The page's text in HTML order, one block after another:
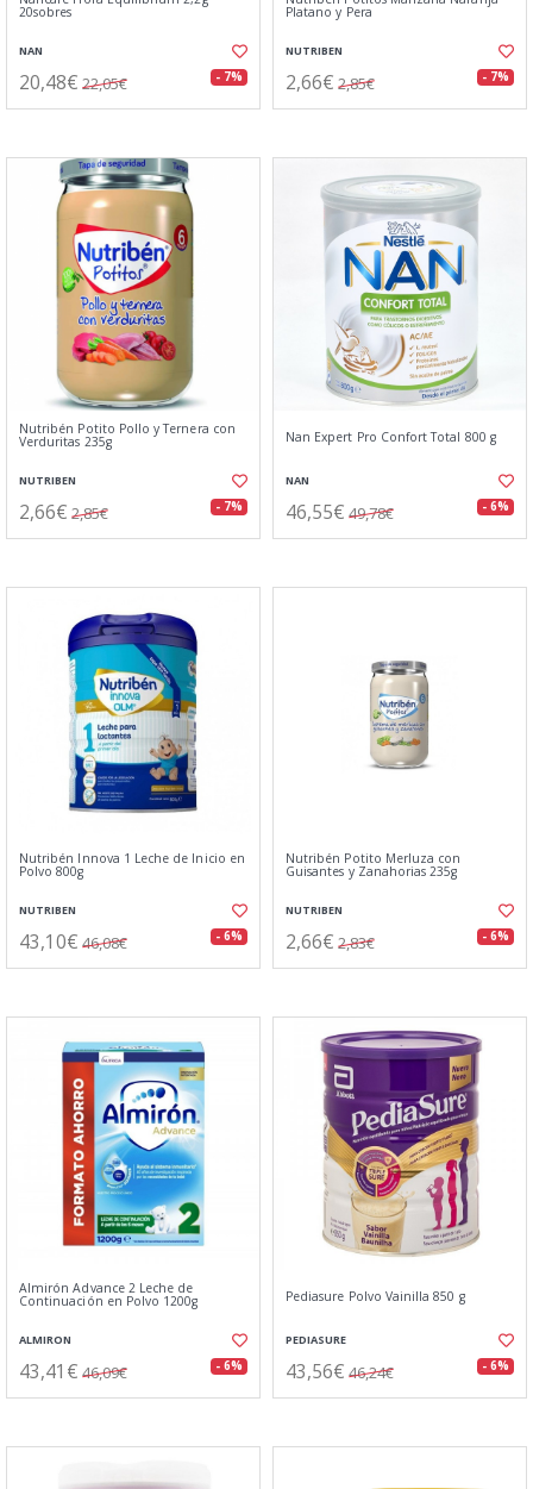
20sobres
NAN
20,48€ 22,05€ - 7%
Platano y Pera
NUTRIBEN
2,66€ 2,85€ - 7%
Nutribén Potito Pollo y Ternera con
Verduritas 235g
NUTRIBEN
2,66€ 2,85€ - 7%
Nan Expert Pro Confort Total 800 g
NAN
46,55€ 49,78€ - 6%
Nutribén Innova 1 Leche de Inicio en
Polvo 800g
NUTRIBEN
43,10€ 46,08€ - 6%
Nutribén Potito Merluza con
Guisantes y Zanahorias 235g
NUTRIBEN
2,66€ 2,83€ - 6%
Almirón Advance 2 Leche de
Continuación en Polvo 1200g
ALMIRON
43,41€ 46,09€ - 6%
Pediasure Polvo Vainilla 850 g
PEDIASURE
43,56€ 46,24€ - 6%